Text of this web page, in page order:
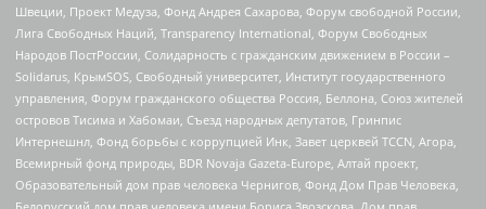
Швеции, Проект Медуза, Фонд Андрея Сахарова, Форум свободной России,
Лига Свободных Наций, Transparеncy International, Форум Свободных
Народов ПостРоссии, Солидарность с гражданским движением в России –
Solidarus, КрымSOS, Свободный университет, Институт государственного
управления, Форум гражданского общества Россия, Беллона, Союз жителей
островов Тисима и Хабомаи, Съезд народных депутатов, Гринпис
Интернешнл, Фонд борьбы с коррупцией Инк, Завет церквей TCCN, Агора,
Всемирный фонд природы, BDR Novaja Gazeta-Europe, Алтай проект,
Образовательный дом прав человека Чернигов, Фонд Дом Прав Человека,